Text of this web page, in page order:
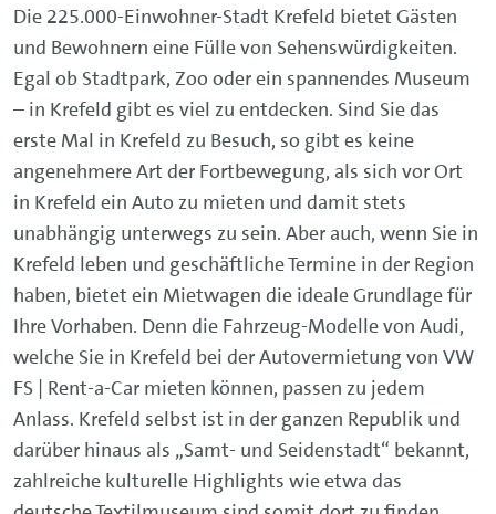
Die 225.000-Einwohner-Stadt Krefeld bietet Gästen
und Bewohnern eine Fülle von Sehenswürdigkeiten.
Egal ob Stadtpark, Zoo oder ein spannendes Museum
– in Krefeld gibt es viel zu entdecken. Sind Sie das
erste Mal in Krefeld zu Besuch, so gibt es keine
angenehmere Art der Fortbewegung, als sich vor Ort
in Krefeld ein Auto zu mieten und damit stets
unabhängig unterwegs zu sein. Aber auch, wenn Sie in
Krefeld leben und geschäftliche Termine in der Region
haben, bietet ein Mietwagen die ideale Grundlage für
Ihre Vorhaben. Denn die Fahrzeug-Modelle von Audi,
welche Sie in Krefeld bei der Autovermietung von VW
FS | Rent-a-Car mieten können, passen zu jedem
Anlass. Krefeld selbst ist in der ganzen Republik und
darüber hinaus als „Samt- und Seidenstadt“ bekannt,
zahlreiche kulturelle Highlights wie etwa das